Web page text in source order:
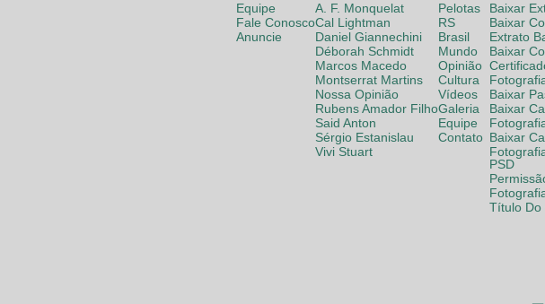
Equipe
Fale Conosco
Anuncie
A. F. Monquelat
Cal Lightman
Daniel Giannechini
Déborah Schmidt
Marcos Macedo
Montserrat Martins
Nossa Opinião
Rubens Amador Filho
Said Anton
Sérgio Estanislau
Vivi Stuart
Pelotas
RS
Brasil
Mundo
Opinião
Cultura
Vídeos
Galeria
Equipe
Contato
Baixar
Baixar
Extrato
Baixar
Baixar
Baixar
Baixar
PSD
Título Do